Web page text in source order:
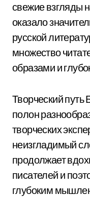
свежие взгляды
оказало
русской
множество
образами и
Творческий путь
полон
творческих
неизгладимый
продолжает
писателей и
глубоким